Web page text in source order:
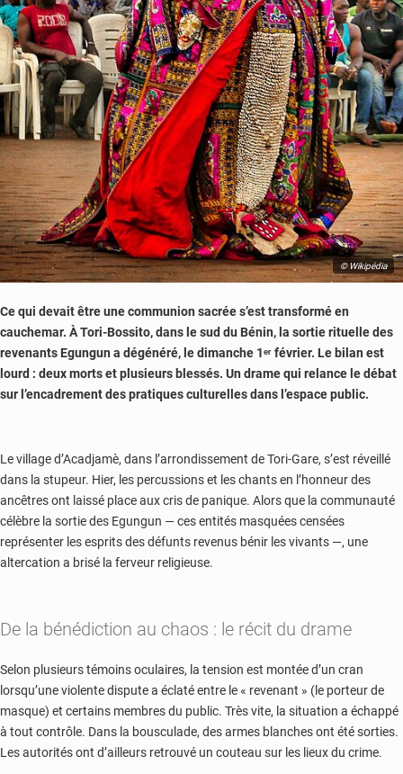
© Wikipédia
Ce qui devait être une communion sacrée s’est transformé en
cauchemar. À Tori-Bossito, dans le sud du Bénin, la sortie rituelle des
revenants Egungun a dégénéré, le dimanche 1ᵉʳ février. Le bilan est
lourd : deux morts et plusieurs blessés. Un drame qui relance le débat
sur l’encadrement des pratiques culturelles dans l’espace public.
Le village d’Acadjamè, dans l’arrondissement de Tori-Gare, s’est réveillé
dans la stupeur. Hier, les percussions et les chants en l’honneur des
ancêtres ont laissé place aux cris de panique. Alors que la communauté
célèbre la sortie des Egungun — ces entités masquées censées
représenter les esprits des défunts revenus bénir les vivants —, une
altercation a brisé la ferveur religieuse.
De la bénédiction au chaos : le récit du drame
Selon plusieurs témoins oculaires, la tension est montée d’un cran
lorsqu’une violente dispute a éclaté entre le « revenant » (le porteur de
masque) et certains membres du public. Très vite, la situation a échappé
à tout contrôle. Dans la bousculade, des armes blanches ont été sorties.
Les autorités ont d’ailleurs retrouvé un couteau sur les lieux du crime.